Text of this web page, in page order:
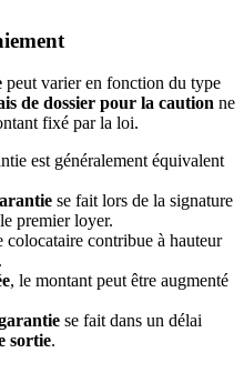
peut varier en fonction du type
de dossier pour la caution ne
fixé par la loi.
est généralement équivalent
se fait lors de la signature
premier loyer.
contribue à hauteur
, le montant peut être augmenté
se fait dans un délai
sortie.